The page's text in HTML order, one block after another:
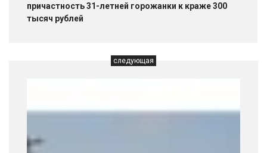
причастность 31-летней горожанки к краже 300
тысяч рублей
следующая